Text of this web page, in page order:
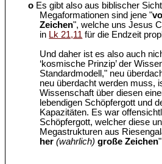
o Es gibt also aus biblischer
Megaformationen sind jene "
Zeichen", welche uns Jesus
in Lk 21,11 für die Endzeit
Und daher ist es also auch
‘kosmische Prinzip’ der
Standardmodell," neu
neu überdacht werden muss,
Wissenschaft über diesen
lebendigen Schöpfergott und
Kapazitäten. Es war
Schöpfergott, welcher diese
Megastrukturen aus
her(wahrlich) große Zeichen